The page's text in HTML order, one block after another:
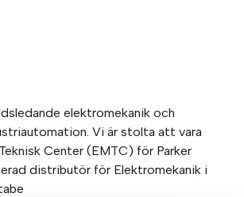
elektromekanik och
Vi är stolta att vara
Center (EMTC) för Parker
distributör för Elektromekanik i